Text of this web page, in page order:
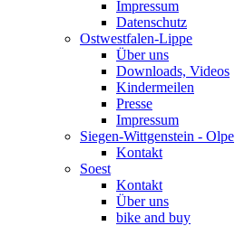
Impressum
Datenschutz
Ostwestfalen-Lippe
Über uns
Downloads, Videos
Kindermeilen
Presse
Impressum
Siegen-Wittgenstein - Olpe
Kontakt
Soest
Kontakt
Über uns
bike and buy